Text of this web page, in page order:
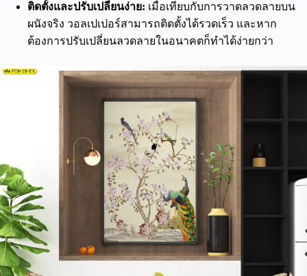
ติดตั้งและปรับเปลี่ยนง่าย: เมื่อเทียบกับการวาดลวดลายบน
ผนังจริง วอลเปเปอร์สามารถติดตั้งได้รวดเร็ว และหาก
ต้องการปรับเปลี่ยนลวดลายในอนาคตก็ทำได้ง่ายกว่า